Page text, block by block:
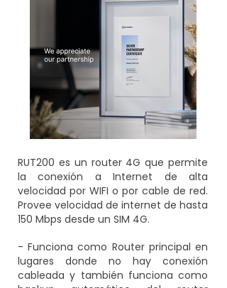
RUT200 es un router 4G que permite
la conexión a Internet de alta
velocidad por WIFI o por cable de red.
Provee velocidad de internet de hasta
150 Mbps desde un SIM 4G.
- Funciona como Router principal en
lugares donde no hay conexión
cableada y también funciona como